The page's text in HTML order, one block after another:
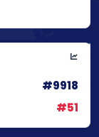
#9918
#51